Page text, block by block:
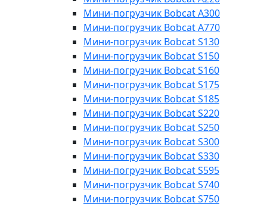
Мини-погрузчик Bobcat A300
Мини-погрузчик Bobcat A770
Мини-погрузчик Bobcat S130
Мини-погрузчик Bobcat S150
Мини-погрузчик Bobcat S160
Мини-погрузчик Bobcat S175
Мини-погрузчик Bobcat S185
Мини-погрузчик Bobcat S220
Мини-погрузчик Bobcat S250
Мини-погрузчик Bobcat S300
Мини-погрузчик Bobcat S330
Мини-погрузчик Bobcat S595
Мини-погрузчик Bobcat S740
Мини-погрузчик Bobcat S750